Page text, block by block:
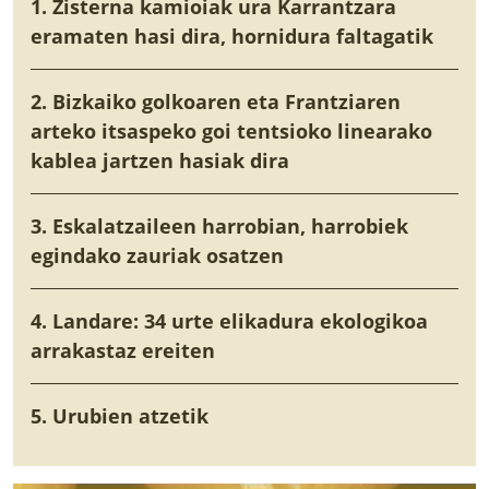
1. Zisterna kamioiak ura Karrantzara
eramaten hasi dira, hornidura faltagatik
2. Bizkaiko golkoaren eta Frantziaren
arteko itsaspeko goi tentsioko linearako
kablea jartzen hasiak dira
3. Eskalatzaileen harrobian, harrobiek
egindako zauriak osatzen
4. Landare: 34 urte elikadura ekologikoa
arrakastaz ereiten
5. Urubien atzetik